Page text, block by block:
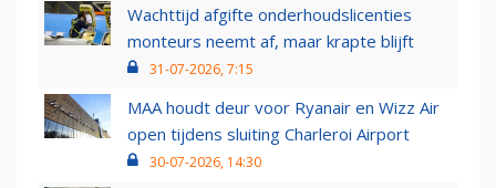
Wachttijd afgifte onderhoudslicenties
monteurs neemt af, maar krapte blijft
31-07-2026, 7:15
MAA houdt deur voor Ryanair en Wizz Air
open tijdens sluiting Charleroi Airport
30-07-2026, 14:30